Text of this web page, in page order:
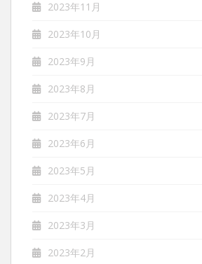
2023年11月
2023年10月
2023年9月
2023年8月
2023年7月
2023年6月
2023年5月
2023年4月
2023年3月
2023年2月